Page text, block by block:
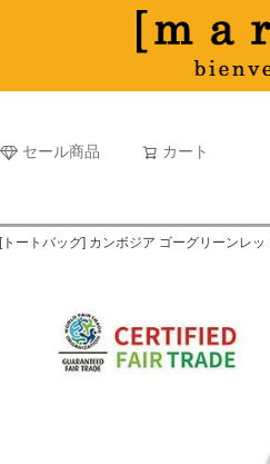
セール商品 カート
マフラータオル
[トートバッグ] カンボジア ゴーグリーンレッ